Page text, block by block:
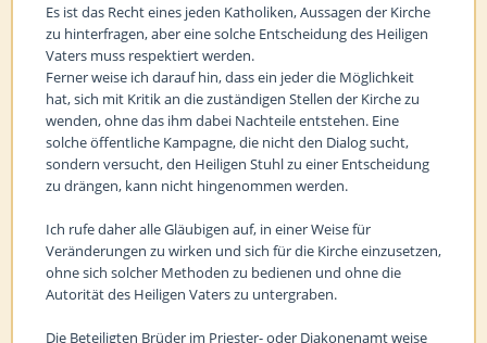
Es ist das Recht eines jeden Katholiken, Aussagen der Kirche
zu hinterfragen, aber eine solche Entscheidung des Heiligen
Vaters muss respektiert werden.
Ferner weise ich darauf hin, dass ein jeder die Möglichkeit
hat, sich mit Kritik an die zuständigen Stellen der Kirche zu
wenden, ohne das ihm dabei Nachteile entstehen. Eine
solche öffentliche Kampagne, die nicht den Dialog sucht,
sondern versucht, den Heiligen Stuhl zu einer Entscheidung
zu drängen, kann nicht hingenommen werden.
Ich rufe daher alle Gläubigen auf, in einer Weise für
Veränderungen zu wirken und sich für die Kirche einzusetzen,
ohne sich solcher Methoden zu bedienen und ohne die
Autorität des Heiligen Vaters zu untergraben.
Die Beteiligten Brüder im Priester- oder Diakonenamt weise